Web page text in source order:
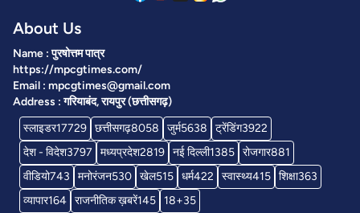
About Us
Name : पुरषोत्तम पात्र
https://mpcgtimes.com/
Email : mpcgtimes@gmail.com
Address : गरियाबंद, रायपुर (छत्तीसगढ़)
स्लाइडर17729 छत्तीसगढ़8058 जुर्म5638 ट्रेंडिंग3922
देश - विदेश3797 मध्यप्रदेश2819 नई दिल्ली1385 रोजगार881
वीडियो743 मनोरंजन530 खेल515 धर्म422 स्वास्थ्य415 शिक्षा363
व्यापार164 राजनीतिक ख़बरें145 18+35